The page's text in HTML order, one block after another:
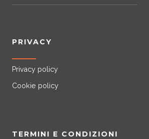
PRIVACY
Privacy policy
Cookie policy
TERMINI E CONDIZIONI